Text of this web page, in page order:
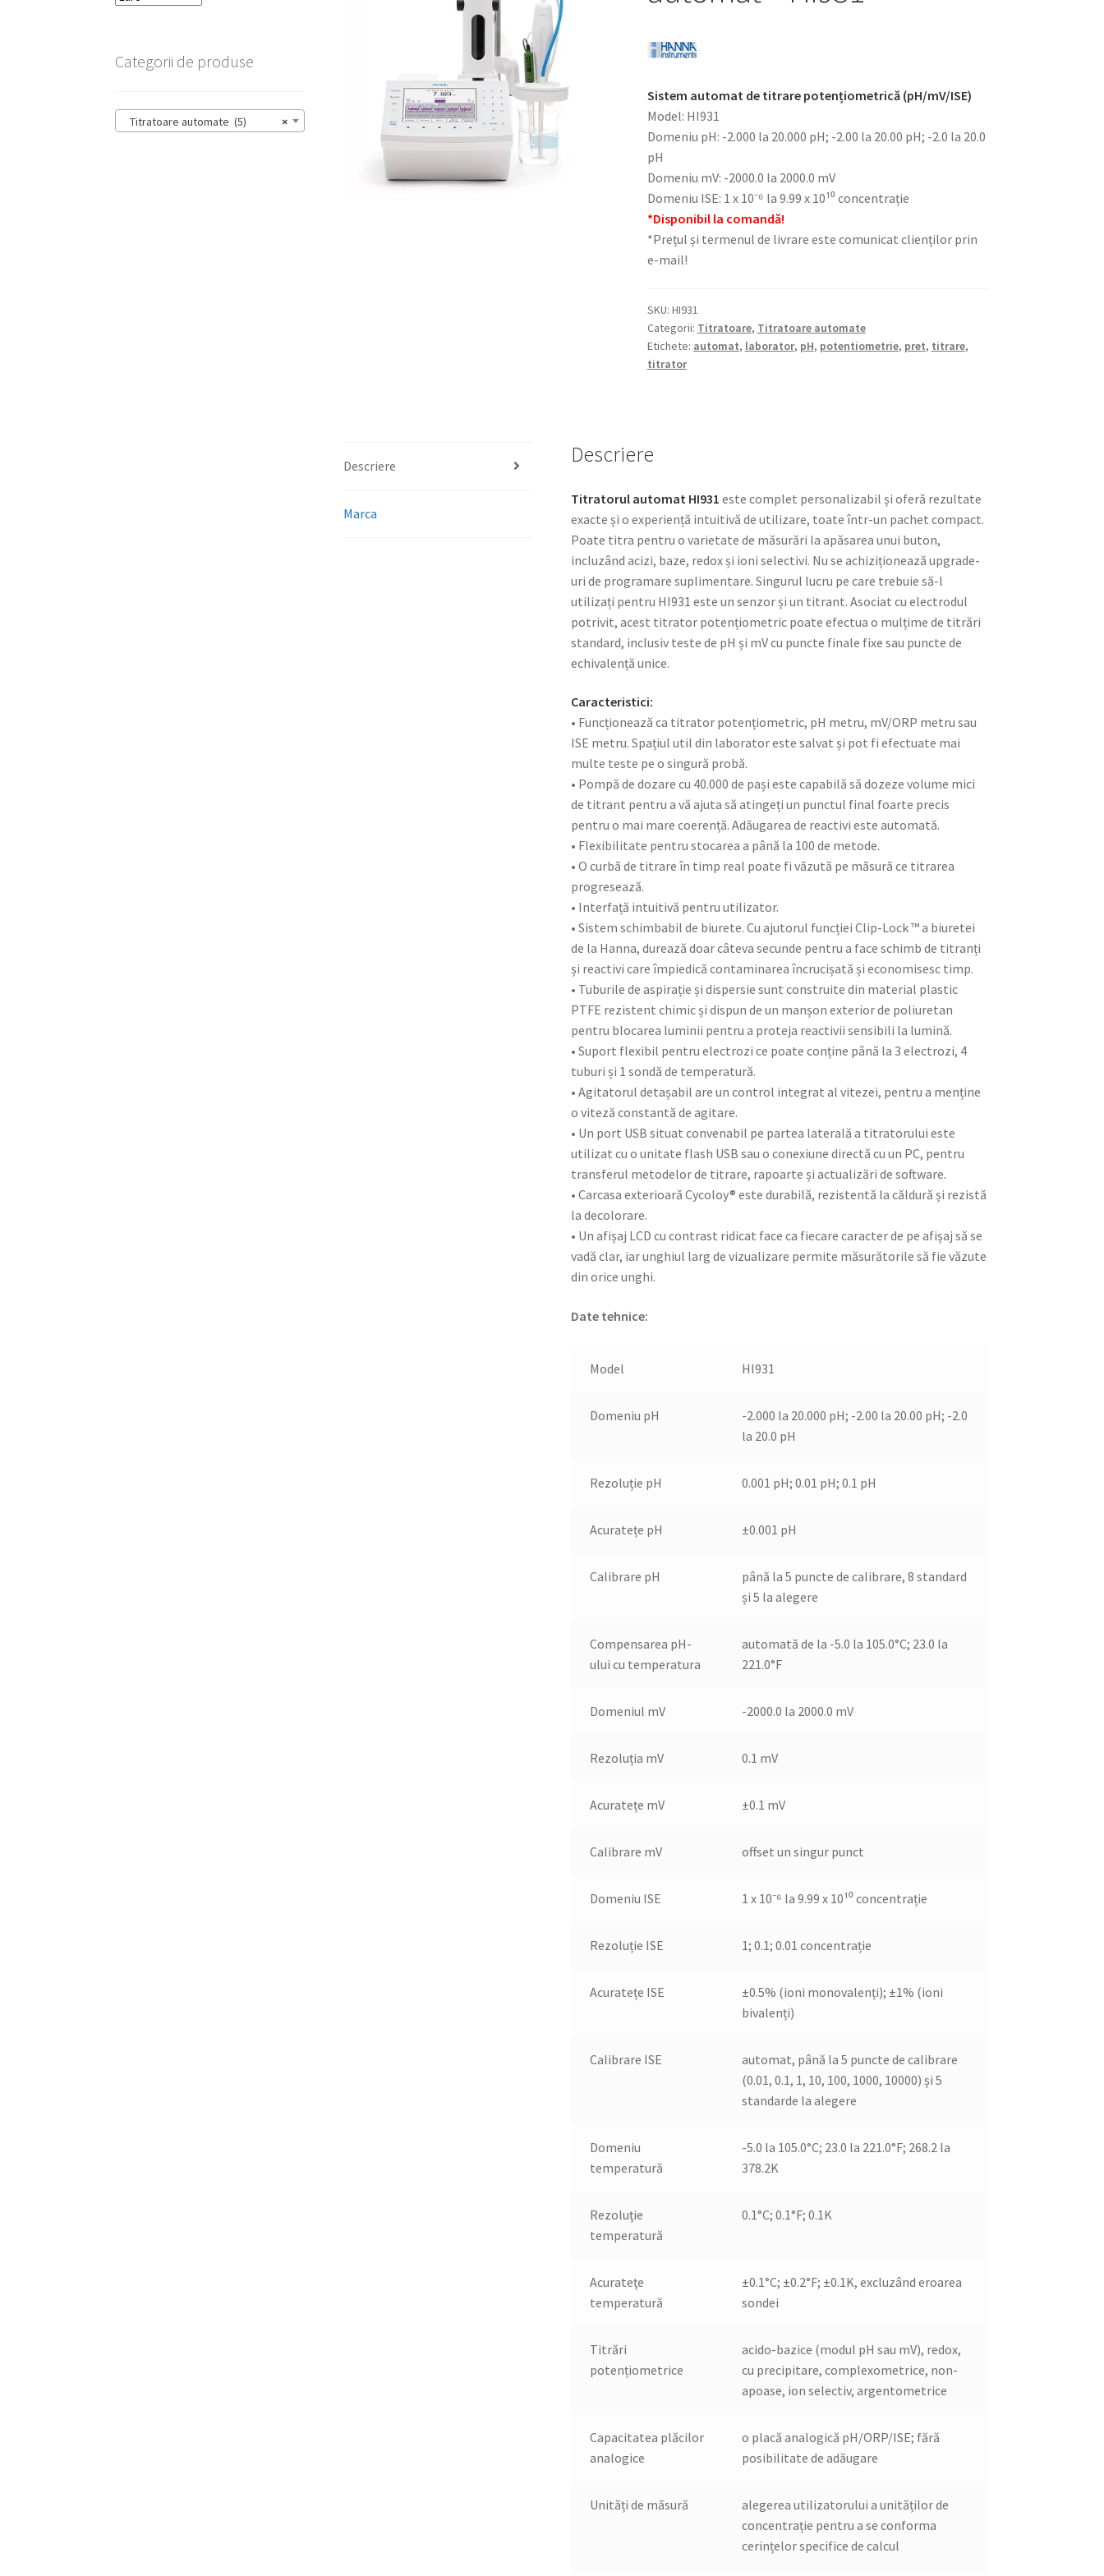
Sistem automat de titrare potențiometrică (pH/mV/ISE)
Model: HI931
Domeniu pH: -2.000 la 20.000 pH; -2.00 la 20.00 pH; -2.0 la 20.0
pH
Domeniu mV: -2000.0 la 2000.0 mV
Domeniu ISE: 1 x 10⁻⁶ la 9.99 x 10¹⁰ concentrație
*Disponibil la comandă!
*Prețul și termenul de livrare este comunicat clienților prin
e-mail!
SKU: HI931
Categorii: Titratoare, Titratoare automate
Etichete: automat, laborator, pH, potentiometrie, pret, titrare,
titrator
Descriere
Marca
Descriere
Titratorul automat HI931 este complet personalizabil și oferă rezultate
exacte și o experiență intuitivă de utilizare, toate într-un pachet compact.
Poate titra pentru o varietate de măsurări la apăsarea unui buton,
incluzând acizi, baze, redox și ioni selectivi. Nu se achiziționează upgrade-
uri de programare suplimentare. Singurul lucru pe care trebuie să-l
utilizați pentru HI931 este un senzor și un titrant. Asociat cu electrodul
potrivit, acest titrator potențiometric poate efectua o mulțime de titrări
standard, inclusiv teste de pH și mV cu puncte finale fixe sau puncte de
echivalență unice.
Caracteristici:
• Funcționează ca titrator potențiometric, pH metru, mV/ORP metru sau
ISE metru. Spațiul util din laborator este salvat și pot fi efectuate mai
multe teste pe o singură probă.
• Pompă de dozare cu 40.000 de pași este capabilă să dozeze volume mici
de titrant pentru a vă ajuta să atingeți un punctul final foarte precis
pentru o mai mare coerență. Adăugarea de reactivi este automată.
• Flexibilitate pentru stocarea a până la 100 de metode.
• O curbă de titrare în timp real poate fi văzută pe măsură ce titrarea
progresează.
• Interfață intuitivă pentru utilizator.
• Sistem schimbabil de biurete. Cu ajutorul funcției Clip-Lock ™ a biuretei
de la Hanna, durează doar câteva secunde pentru a face schimb de titranți
și reactivi care împiedică contaminarea încrucișată și economisesc timp.
• Tuburile de aspirație și dispersie sunt construite din material plastic
PTFE rezistent chimic și dispun de un manșon exterior de poliuretan
pentru blocarea luminii pentru a proteja reactivii sensibili la lumină.
• Suport flexibil pentru electrozi ce poate conține până la 3 electrozi, 4
tuburi și 1 sondă de temperatură.
• Agitatorul detașabil are un control integrat al vitezei, pentru a menține
o viteză constantă de agitare.
• Un port USB situat convenabil pe partea laterală a titratorului este
utilizat cu o unitate flash USB sau o conexiune directă cu un PC, pentru
transferul metodelor de titrare, rapoarte și actualizări de software.
• Carcasa exterioară Cycoloy® este durabilă, rezistentă la căldură și rezistă
la decolorare.
• Un afișaj LCD cu contrast ridicat face ca fiecare caracter de pe afișaj să se
vadă clar, iar unghiul larg de vizualizare permite măsurătorile să fie văzute
din orice unghi.
Date tehnice:
Model HI931
Domeniu pH
-2.000 la 20.000 pH; -2.00 la 20.00 pH; -2.0
la 20.0 pH
Rezoluție pH 0.001 pH; 0.01 pH; 0.1 pH
Acuratețe pH ±0.001 pH
Calibrare pH
până la 5 puncte de calibrare, 8 standard
și 5 la alegere
Compensarea pH-
ului cu temperatura
automată de la -5.0 la 105.0°C; 23.0 la
221.0°F
Domeniul mV -2000.0 la 2000.0 mV
Rezoluția mV 0.1 mV
Acuratețe mV ±0.1 mV
Calibrare mV offset un singur punct
Domeniu ISE 1 x 10⁻⁶ la 9.99 x 10¹⁰ concentrație
Rezoluție ISE 1; 0.1; 0.01 concentrație
Acuratețe ISE
±0.5% (ioni monovalenți); ±1% (ioni
bivalenți)
Calibrare ISE
automat, până la 5 puncte de calibrare
(0.01, 0.1, 1, 10, 100, 1000, 10000) și 5
standarde la alegere
Domeniu
temperatură
-5.0 la 105.0°C; 23.0 la 221.0°F; 268.2 la
378.2K
Rezoluţie
temperatură
0.1°C; 0.1°F; 0.1K
Acurateţe
temperatură
±0.1°C; ±0.2°F; ±0.1K, excluzând eroarea
sondei
Titrări
potențiometrice
acido-bazice (modul pH sau mV), redox,
cu precipitare, complexometrice, non-
apoase, ion selectiv, argentometrice
Capacitatea plăcilor
analogice
o placă analogică pH/ORP/ISE; fără
posibilitate de adăugare
Unități de măsură
alegerea utilizatorului a unităților de
concentrație pentru a se conforma
cerințelor specifice de calcul
Categorii de produse
×
Titratoare automate (5)